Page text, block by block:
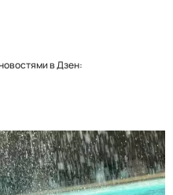
в Дзен: